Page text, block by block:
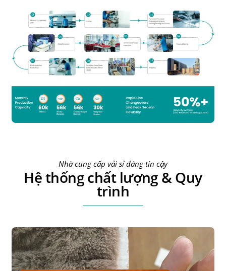
Nhà cung cấp vải sỉ đáng tin cậy
Hệ thống chất lượng & Quy
trình